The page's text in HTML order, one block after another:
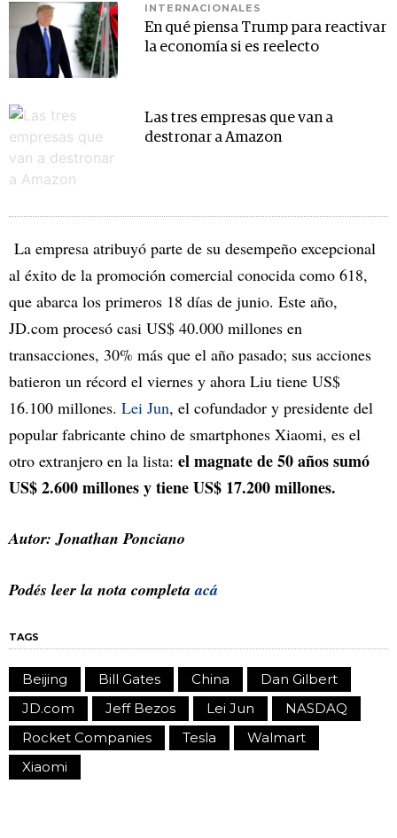
INTERNACIONALES
En qué piensa Trump para reactivar
la economía si es reelecto
Las tres empresas que van a
destronar a Amazon
La empresa atribuyó parte de su desempeño excepcional
al éxito de la promoción comercial conocida como 618,
que abarca los primeros 18 días de junio. Este año,
JD.com procesó casi US$ 40.000 millones en
transacciones, 30% más que el año pasado; sus acciones
batieron un récord el viernes y ahora Liu tiene US$
16.100 millones. Lei Jun, el cofundador y presidente del
popular fabricante chino de smartphones Xiaomi, es el
otro extranjero en la lista: el magnate de 50 años sumó
US$ 2.600 millones y tiene US$ 17.200 millones.
Autor: Jonathan Ponciano
Podés leer la nota completaacá
TAGS
Beijing Bill Gates China
Dan Gilbert
JD.com
Jeff Bezos Lei Jun
NASDAQ
Rocket Companies
Tesla
Walmart
Xiaomi